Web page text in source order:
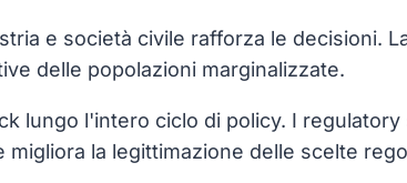
e società civile rafforza le decisioni.
delle popolazioni marginalizzate.
lungo l'intero ciclo di policy. I
la legittimazione delle scelte